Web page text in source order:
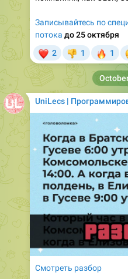
Записывайтесь по
потока до 25 октября
2 1
🔥
1
UniLecs |
Смотреть разбор